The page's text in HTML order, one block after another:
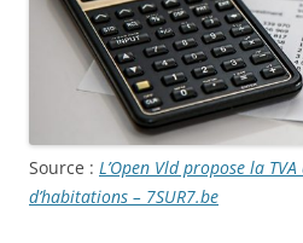
Source : L’Open Vld propose la
d’habitations – 7SUR7.be